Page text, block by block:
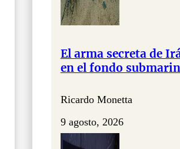
El arma secreta de
en el fondo
Ricardo Monetta
9 agosto, 2026